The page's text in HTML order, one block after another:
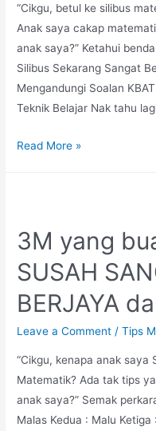
“Cikgu, betul ke silibus
Anak saya cakap
anak saya?” Ketahui
Silibus Sekarang Sangat
Mengandungi Soalan
Teknik Belajar Nak tahu
Silibus
Tinggi?
Read More »
3M yang
SUSAH
BERJAYA
Leave a Comment /Tips
“Cikgu, kenapa anak saya
Matematik? Ada tak tips
anak saya?” Semak
Malas Kedua : Malu